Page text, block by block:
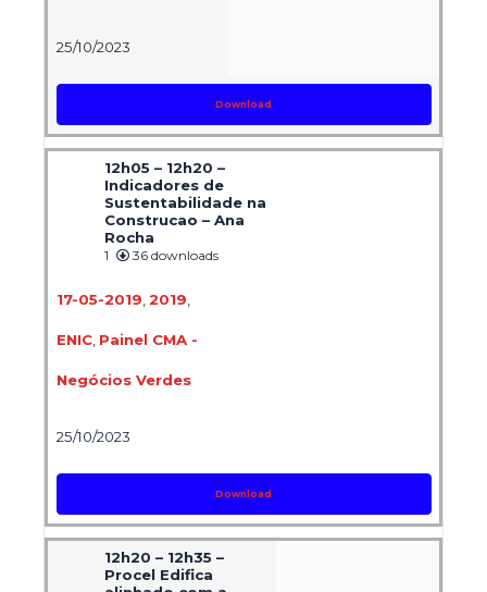
25/10/2023
Download
12h05 – 12h20 –
Indicadores de
Sustentabilidade na
Construcao – Ana
Rocha
1 36 downloads
17-05-2019 2019
ENIC, Painel CMA -
Negócios Verdes
25/10/2023
Download
12h20 – 12h35 –
Procel Edifica